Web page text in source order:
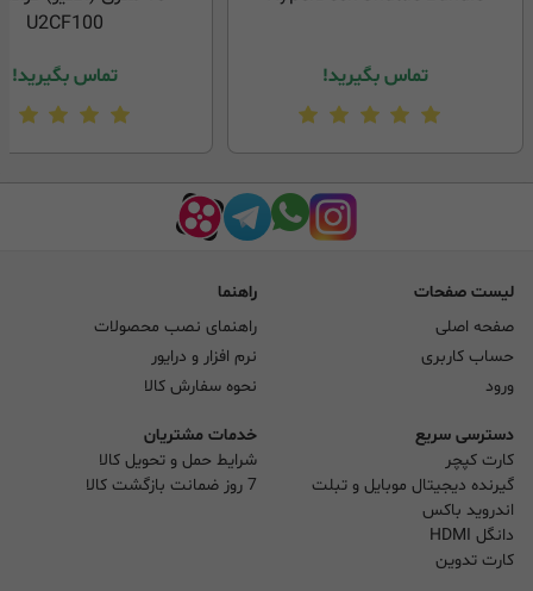
تماس بگیرید!
U2CF100
تماس بگیرید!
لیست صفحات
صفحه اصلی
حساب کاربری
ورود
راهنما
راهنمای نصب محصولات
نرم افزار و درایور
نحوه سفارش کالا
دسترسی سریع
کارت کپچر
گیرنده دیجیتال موبایل و تبلت
اندروید باکس
دانگل HDMI
کارت تدوین
خدمات مشتریان
شرایط حمل و تحویل کالا
7 روز ضمانت بازگشت کالا